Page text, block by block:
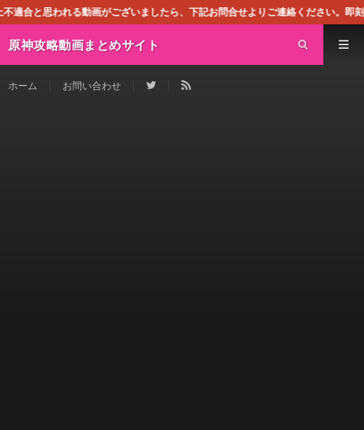
がございましたら、下記お問合せよりご連絡ください。即刻対処させて頂き
原神攻略動画まとめサイト
ホーム お問い合わせ